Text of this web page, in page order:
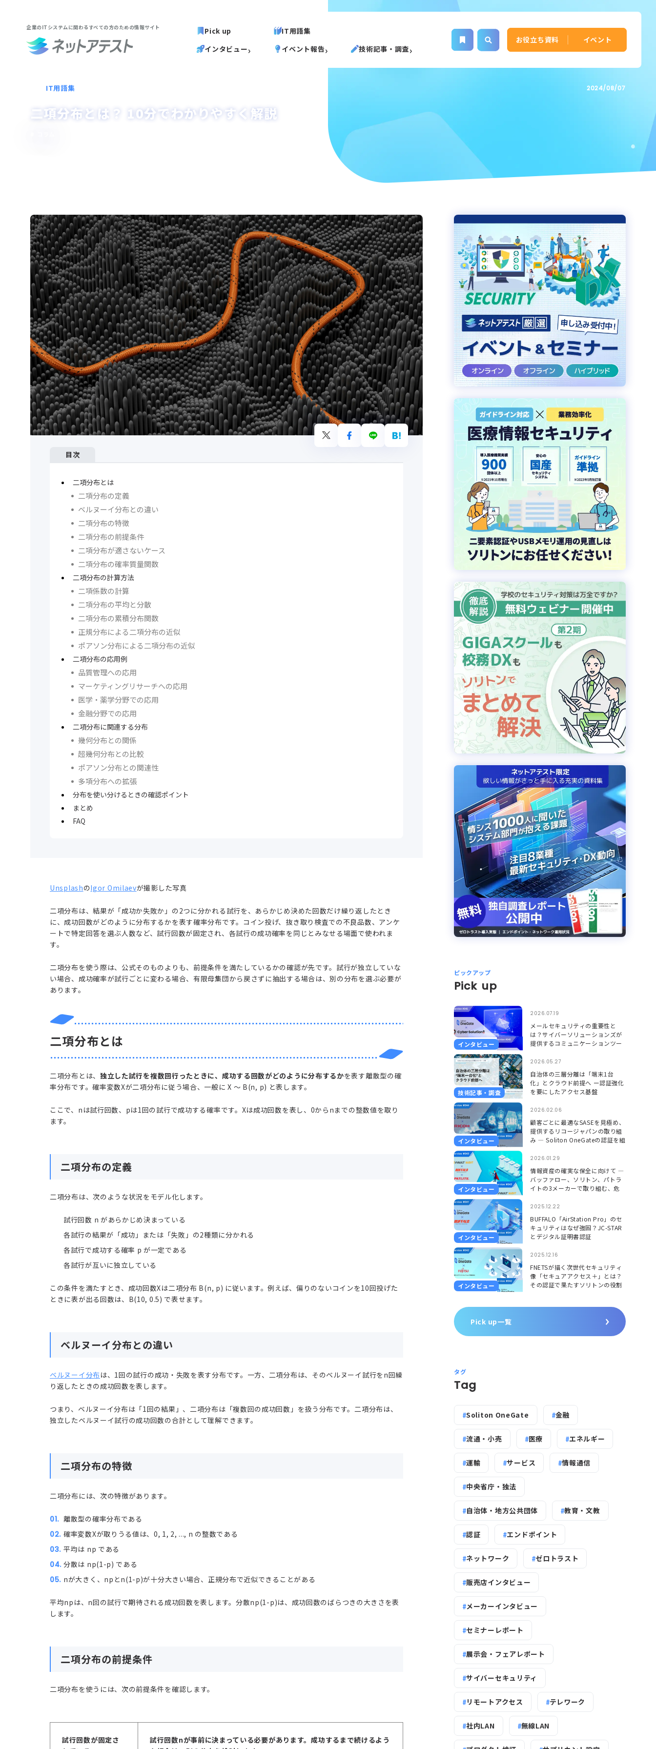
企業のITシステムに関わるすべての方のための情報サイト Pick up
IT用語集
インタビュー
イベント報告 技術記事・調査
お役立ち資料 イベント
IT用語集 2024/08/07
二項分布とは？ 10分でわかりやすく解説
目次
二項分布とは
二項分布の定義
ベルヌーイ分布との違い
二項分布の特徴
二項分布の前提条件
二項分布が適さないケース
二項分布の確率質量関数
二項分布の計算方法
二項係数の計算
二項分布の平均と分散
二項分布の累積分布関数
正規分布による二項分布の近似
ポアソン分布による二項分布の近似
二項分布の応用例
品質管理への応用
マーケティングリサーチへの応用
医学・薬学分野での応用
金融分野での応用
二項分布に関連する分布
幾何分布との関係
超幾何分布との比較
ポアソン分布との関連性
多項分布への拡張
分布を使い分けるときの確認ポイント
まとめ
FAQ
UnsplashのIgor Omilaevが撮影した写真
二項分布は、結果が「成功か失敗か」の2つに分かれる試行を、あらかじめ決めた回数だけ繰り返したとき
に、成功回数がどのように分布するかを表す確率分布です。コイン投げ、抜き取り検査での不良品数、アンケ
ートで特定回答を選ぶ人数など、試行回数が固定され、各試行の成功確率を同じとみなせる場面で使われま
す。
二項分布を使う際は、公式そのものよりも、前提条件を満たしているかの確認が先です。試行が独立していな
い場合、成功確率が試行ごとに変わる場合、有限母集団から戻さずに抽出する場合は、別の分布を選ぶ必要が
あります。
二項分布とは
二項分布とは、 独立した試行を複数回行ったときに、成功する回数がどのように分布するかを表す離散型の確
率分布です。確率変数Xが二項分布に従う場合、一般に X ～ B(n, p) と表します。
ここで、nは試行回数、pは1回の試行で成功する確率です。Xは成功回数を表し、0からnまでの整数値を取り
ます。
二項分布の定義
二項分布は、次のような状況をモデル化します。
試行回数 n があらかじめ決まっている
各試行の結果が「成功」または「失敗」の2種類に分かれる
各試行で成功する確率 p が一定である
各試行が互いに独立している
この条件を満たすとき、成功回数Xは二項分布 B(n, p) に従います。例えば、偏りのないコインを10回投げた
ときに表が出る回数は、B(10, 0.5) で表せます。
ベルヌーイ分布との違い
ベルヌーイ分布は、1回の試行の成功・失敗を表す分布です。一方、二項分布は、そのベルヌーイ試行をn回繰
り返したときの成功回数を表します。
つまり、ベルヌーイ分布は「1回の結果」、二項分布は「複数回の成功回数」を扱う分布です。二項分布は、
独立したベルヌーイ試行の成功回数の合計として理解できます。
二項分布の特徴
二項分布には、次の特徴があります。
離散型の確率分布である
確率変数Xが取りうる値は、0, 1, 2, ..., n の整数である
平均は np である
分散は np(1-p) である
nが大きく、npとn(1-p)が十分大きい場合、正規分布で近似できることがある
平均npは、n回の試行で期待される成功回数を表します。分散np(1-p)は、成功回数のばらつきの大きさを表
します。
二項分布の前提条件
二項分布を使うには、次の前提条件を確認します。
試行回数が固定さ
試行回数nが事前に決まっている必要があります。成功するまで続けるよう
ピックアップ
Pick up
インタビュー
2026.07.19
メールセキュリティの重要性と
は？サイバーソリューションズが
提供するコミュニケーションツー
Soliton OneGate
技術記事・調査
2026.05.27
自治体の三層分離は「端末1台
化」とクラウド前提へ ー認証強化
を要にしたアクセス基盤
インタビュー
2026.02.06
顧客ごとに最適なSASEを見極め、
提供するリコージャパンの取り組
み ― Soliton OneGateの認証を組
境に ―
インタビュー
2026.01.29
情報資産の確実な保全に向けて ―
バッファロー、ソリトン、パトラ
イトの3メーカーで取り組む、危
捉えるソリューション ―
インタビュー
2025.12.22
BUFFALO「AirStation Pro」のセ
キュリティはなぜ強固？JC-STAR
とデジタル証明書認証
インタビュー
2025.12.16
FNETSが描く次世代セキュリティ
像「セキュアアクセス＋」とは？
その認証で果たすソリトンの役割
Pick up一覧
タグ
Tag
Soliton OneGate 金融
流通・小売 医療 エネルギー
運輸 サービス 情報通信
中央省庁・独法
自治体・地方公共団体 教育・文教
認証 エンドポイント
ネットワーク ゼロトラスト
販売店インタビュー
メーカーインタビュー
セミナーレポート
展示会・フェアレポート
サイバーセキュリティ
リモートアクセス テレワーク
社内LAN 無線LAN